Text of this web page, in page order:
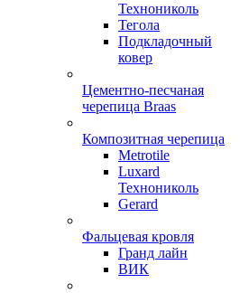
Технониколь
Тегола
Подкладочный
ковер
Цементно-песчаная
черепица Braas
Композитная черепица
Metrotile
Luxard
Технониколь
Gerard
Фальцевая кровля
Гранд лайн
ВИК